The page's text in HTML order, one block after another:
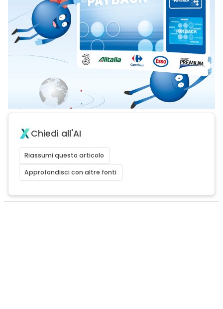
Chiedi all'AI
Riassumi questo articolo
Approfondisci con altre fonti